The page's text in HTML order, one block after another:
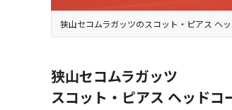
狭山セコムラガッツのスコット・ピアス ヘ
狭山セコムラガッツ
スコット・ピアス ヘッドコ